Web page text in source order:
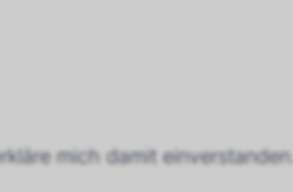
mich damit einverstanden.